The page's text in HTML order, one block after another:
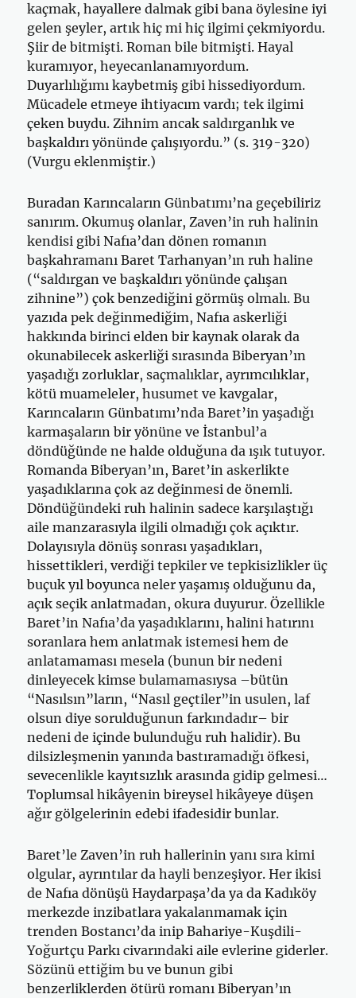
kaçmak, hayallere dalmak gibi bana öylesine iyi
gelen şeyler, artık hiç mi hiç ilgimi çekmiyor­du.
Şiir de bitmişti. Roman bile bitmişti. Hayal
kuramıyor, heyecanlanamıyordum.
Duyarlılığımı kaybetmiş gibi his­sediyordum.
Mücadele etmeye ihtiyacım vardı; tek ilgimi
çeken buydu. Zihnim ancak saldırganlık ve
başkaldırı yö­nünde çalışıyordu.” (s. 319-320)
(Vurgu eklenmiştir.)
Buradan Karıncaların Günbatımı’na geçebiliriz
sanırım. Okumuş olanlar, Zaven’in ruh halinin
kendisi gibi Nafıa’dan dönen romanın
başkahramanı Baret Tarhanyan’ın ruh haline
(“saldırgan ve başkaldırı yönünde çalışan
zihnine”) çok benzediğini görmüş olmalı. Bu
yazıda pek değinmediğim, Nafıa askerliği
hakkında birinci elden bir kaynak olarak da
okunabilecek askerliği sırasında Biberyan’ın
yaşadığı zorluklar, saçmalıklar, ayrımcılıklar,
kötü muameleler, husumet ve kavgalar,
Karıncaların Günbatımı’nda Baret’in yaşadığı
karmaşaların bir yönüne ve İstanbul’a
döndüğünde ne halde olduğuna da ışık tutuyor.
Romanda Biberyan’ın, Baret’in askerlikte
yaşadıklarına çok az değinmesi de önemli.
Döndüğündeki ruh halinin sadece karşılaştığı
aile manzarasıyla ilgili olmadığı çok açıktır.
Dolayısıyla dönüş sonrası yaşadıkları,
hissettikleri, verdiği tepkiler ve tepkisizlikler üç
buçuk yıl boyunca neler yaşamış olduğunu da,
açık seçik anlatmadan, okura duyurur. Özellikle
Baret’in Nafıa’da yaşadıklarını, halini hatırını
soranlara hem anlatmak istemesi hem de
anlatamaması mesela (bunun bir nedeni
dinleyecek kimse bulamamasıysa –bütün
“Nasılsın”ların, “Nasıl geçtiler”in usulen, laf
olsun diye sorulduğunun farkındadır– bir
nedeni de içinde bulunduğu ruh halidir). Bu
dilsizleşmenin yanında bastıramadığı öfkesi,
sevecenlikle kayıtsızlık arasında gidip gelmesi…
Toplumsal hikâyenin bireysel hikâyeye düşen
ağır gölgelerinin edebi ifadesidir bunlar.
Baret’le Zaven’in ruh hallerinin yanı sıra kimi
olgular, ayrıntılar da hayli benzeşiyor. Her ikisi
de Nafıa dönüşü Haydarpaşa’da ya da Kadıköy
merkezde inzibatlara yakalanmamak için
trenden Bostancı’da inip Bahariye-Kuşdili-
Yoğurtçu Parkı civarındaki aile evlerine giderler.
Sözünü ettiğim bu ve bunun gibi
benzerliklerden ötürü romanı Biberyan’ın